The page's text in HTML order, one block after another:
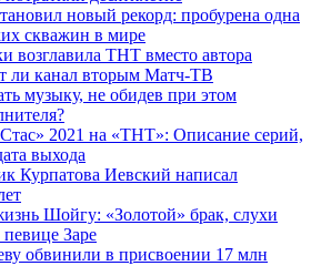
новый рекорд: пробурена одна
скважин в мире
возглавила ТНТ вместо автора
ли канал вторым Матч-ТВ
музыку, не обидев при этом
2021 на «ТНТ»: Описание серий,
выхода
Курпатова Иевский написал
Шойгу: «Золотой» брак, слухи
Заре
обвинили в присвоении 17 млн